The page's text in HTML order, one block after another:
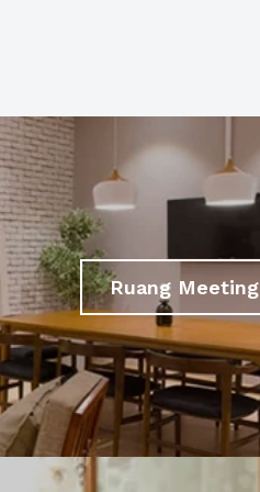
Ruang Meeting